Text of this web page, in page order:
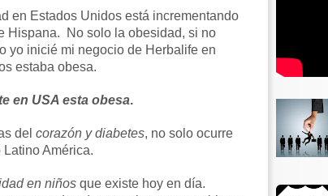
en Estados Unidos está incrementando
Hispana. No solo la obesidad, si no
yo inicié mi negocio de Herbalife en
estaba obesa.
en USA esta obesa.
del corazón y diabetes, no solo ocurre
América.
en niños que existe hoy en día.